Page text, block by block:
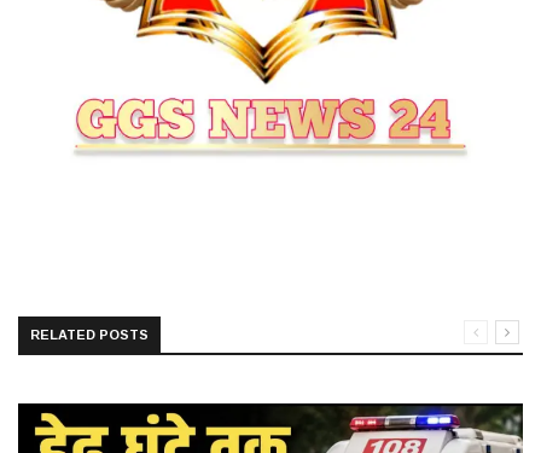
RELATED POSTS